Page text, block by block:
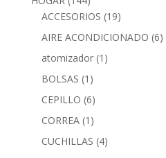
ACCESORIOS (19)
AIRE ACONDICIONADO (6)
atomizador (1)
BOLSAS (1)
CEPILLO (6)
CORREA (1)
CUCHILLAS (4)